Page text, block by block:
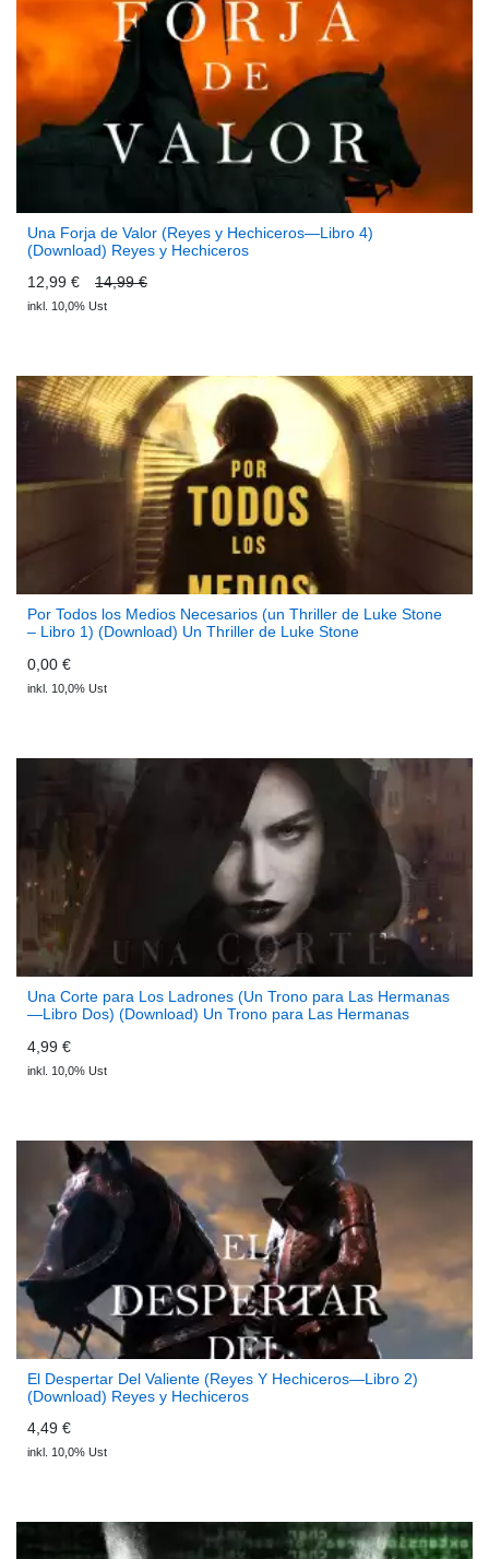
Una Forja de Valor (Reyes y Hechiceros—Libro 4)
(Download) Reyes y Hechiceros
12,99 €
14,99 €
inkl. 10,0% Ust
Por Todos los Medios Necesarios (un Thriller de Luke Stone
– Libro 1) (Download) Un Thriller de Luke Stone
0,00 €
inkl. 10,0% Ust
Una Corte para Los Ladrones (Un Trono para Las Hermanas
—Libro Dos) (Download) Un Trono para Las Hermanas
4,99 €
inkl. 10,0% Ust
El Despertar Del Valiente (Reyes Y Hechiceros—Libro 2)
(Download) Reyes y Hechiceros
4,49 €
inkl. 10,0% Ust